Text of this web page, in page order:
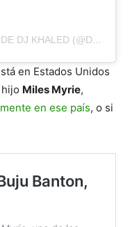
UNA PUBLICACIÓN COMPARTIDA DE DJ KHALED (@DJKHALED)
en Estados Unidos
Miles Myrie,
en ese país, o si